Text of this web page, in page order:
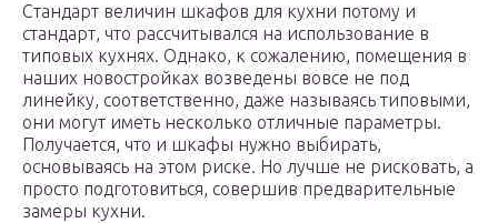
Стандарт величин шкафов для кухни потому и
стандарт, что рассчитывался на использование в
типовых кухнях. Однако, к сожалению, помещения в
наших новостройках возведены вовсе не под
линейку, соответственно, даже называясь типовыми,
они могут иметь несколько отличные параметры.
Получается, что и шкафы нужно выбирать,
основываясь на этом риске. Но лучше не рисковать, а
просто подготовиться, совершив предварительные
замеры кухни.